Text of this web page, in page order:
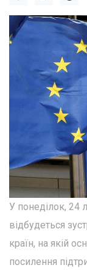
У понеділок, 24
відбудеться
країн, на якій
посилення